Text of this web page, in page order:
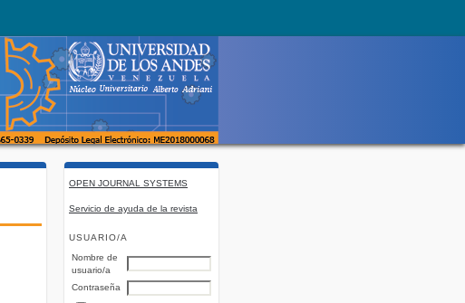
OPEN JOURNAL SYSTEMS
Servicio de ayuda de la revista
USUARIO/A
Nombre de
usuario/a
Contraseña